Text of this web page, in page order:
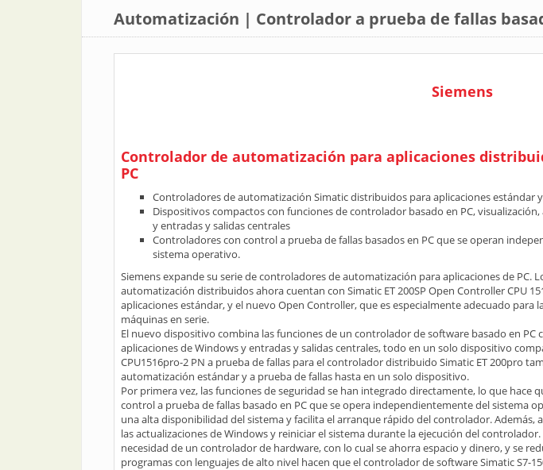
Automatización | Controlador a prueba de fallas
Siemens
Controlador de automatización para aplicaciones
PC
Controladores de automatización Simatic distribuidos para aplicaciones estándar
Dispositivos compactos con funciones de controlador basado en PC,
y entradas y salidas centrales
Controladores con control a prueba de fallas basados en PC que se operan
sistema operativo.
Siemens expande su serie de controladores de automatización para aplicaciones de PC.
automatización distribuidos ahora cuentan con Simatic ET 200SP Open Controller CPU
aplicaciones estándar, y el nuevo Open Controller, que es especialmente adecuado para
máquinas en serie.
El nuevo dispositivo combina las funciones de un controlador de software basado en PC
aplicaciones de Windows y entradas y salidas centrales, todo en un solo dispositivo
CPU1516pro-2 PN a prueba de fallas para el controlador distribuido Simatic ET 200pro
automatización estándar y a prueba de fallas hasta en un solo dispositivo.
Por primera vez, las funciones de seguridad se han integrado directamente, lo que hace
control a prueba de fallas basado en PC que se opera independientemente del sistema
una alta disponibilidad del sistema y facilita el arranque rápido del controlador. Además,
las actualizaciones de Windows y reiniciar el sistema durante la ejecución del
necesidad de un controlador de hardware, con lo cual se ahorra espacio y dinero, y se
programas con lenguajes de alto nivel hacen que el controlador de software Simatic S7-